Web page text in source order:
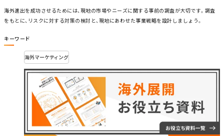
海外進出を成功させるためには、現地の市場やニーズに関する事前の調査が大切です。調査
をもとに、リスクに対する対策の検討と、現地にあわせた事業戦略を設計しましょう。
キーワード
海外マーケティング